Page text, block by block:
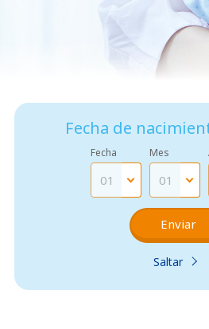
Fecha de
Fecha Mes
Enviar
Saltar